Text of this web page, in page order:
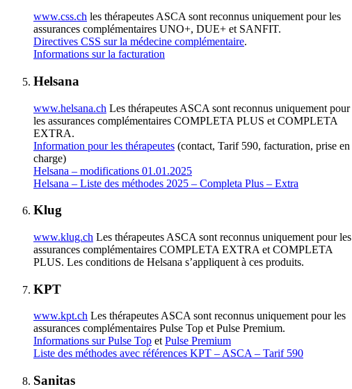
www.css.ch les thérapeutes ASCA sont reconnus uniquement pour les
assurances complémentaires UNO+, DUE+ et SANFIT.
Directives CSS sur la médecine complémentaire.
Informations sur la facturation
Helsana
www.helsana.ch Les thérapeutes ASCA sont reconnus uniquement pour
les assurances complémentaires COMPLETA PLUS et COMPLETA
EXTRA.
Information pour les thérapeutes (contact, Tarif 590, facturation, prise en
charge)
Helsana – modifications 01.01.2025
Helsana – Liste des méthodes 2025 – Completa Plus – Extra
Klug
www.klug.ch Les thérapeutes ASCA sont reconnus uniquement pour les
assurances complémentaires COMPLETA EXTRA et COMPLETA
PLUS. Les conditions de Helsana s’appliquent à ces produits.
KPT
www.kpt.ch Les thérapeutes ASCA sont reconnus uniquement pour les
assurances complémentaires Pulse Top et Pulse Premium.
Informations sur Pulse Top etPulse Premium
Liste des méthodes avec références KPT – ASCA – Tarif 590
Sanitas